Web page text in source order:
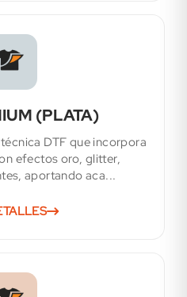
(PLATA)
DTF que incorpora
efectos oro, glitter,
aportando aca...